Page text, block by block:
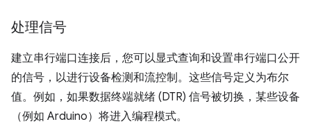
处理信号
建立串行端口连接后，您可以显式查询和设置串行端口公开
的信号，以进行设备检测和流控制。这些信号定义为布尔
值。例如，如果数据终端就绪 (DTR) 信号被切换，某些设备
（例如 Arduino）将进入编程模式。